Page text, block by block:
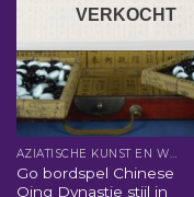
VERKOCHT
AZIATISCHE KUNST EN WOONACCESSOIRES
Go bordspel Chinese
Qing Dynastie stijl in